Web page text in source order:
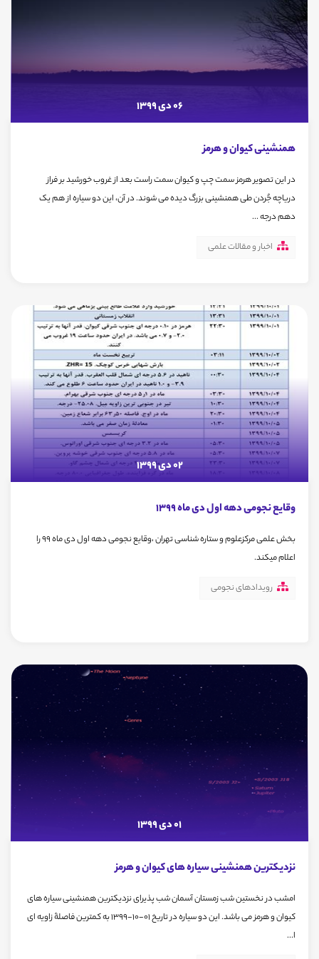
06 دی 1399
همنشینی کیوان و هرمز
در این تصویر هرمز سمت چپ و کیوان سمت راست بعد از غروب خورشید بر فراز
دریاچه جُردن طی همنشینی بزرگ دیده می شوند. در آن، این دو سیاره از هم یک
دهم درجه ...
اخبار و مقالات علمی
02 دی 1399
وقایع نجومی دهه اول دی ماه 1399
بخش علمی مرکزعلوم و ستاره شناسی تهران ،وقایع نجومی دهه اول دی ماه 99 را
اعلام میکند.
رویدادهای نجومی
01 دی 1399
نزدیکترین همنشینی سیاره های کیوان و هرمز
امشب در نخستین شب زمستان آسمان شب پذیرای نزدیکترین همنشینی سیاره های
کیوان و هرمز می باشد. این دو سیاره در تاریخ 01-10-1399 به کمترین فاصلۀ زاویه ای
ا...